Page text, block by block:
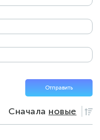
Сначала новые